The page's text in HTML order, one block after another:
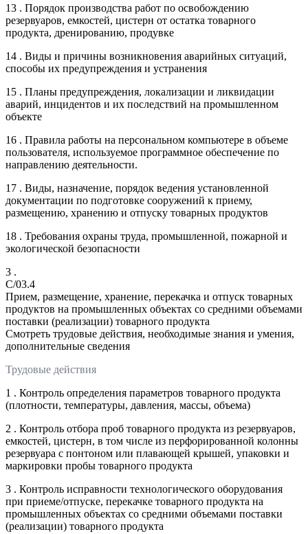
13 . Порядок производства работ по освобождению
резервуаров, емкостей, цистерн от остатка товарного
продукта, дренированию, продувке
14 . Виды и причины возникновения аварийных ситуаций,
способы их предупреждения и устранения
15 . Планы предупреждения, локализации и ликвидации
аварий, инцидентов и их последствий на промышленном
объекте
16 . Правила работы на персональном компьютере в объеме
пользователя, используемое программное обеспечение по
направлению деятельности.
17 . Виды, назначение, порядок ведения установленной
документации по подготовке сооружений к приему,
размещению, хранению и отпуску товарных продуктов
18 . Требования охраны труда, промышленной, пожарной и
экологической безопасности
3 .
C/03.4
Прием, размещение, хранение, перекачка и отпуск товарных
продуктов на промышленных объектах со средними объемами
поставки (реализации) товарного продукта
Смотреть трудовые действия, необходимые знания и умения,
дополнительные сведения
Трудовые действия
1 . Контроль определения параметров товарного продукта
(плотности, температуры, давления, массы, объема)
2 . Контроль отбора проб товарного продукта из резервуаров,
емкостей, цистерн, в том числе из перфорированной колонны
резервуара с понтоном или плавающей крышей, упаковки и
маркировки пробы товарного продукта
3 . Контроль исправности технологического оборудования
при приеме/отпуске, перекачке товарного продукта на
промышленных объектах со средними объемами поставки
(реализации) товарного продукта